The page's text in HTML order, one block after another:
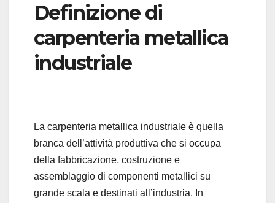
Definizione di
carpenteria metallica
industriale
La carpenteria metallica industriale è quella
branca dell’attività produttiva che si occupa
della fabbricazione, costruzione e
assemblaggio di componenti metallici su
grande scala e destinati all’industria. In